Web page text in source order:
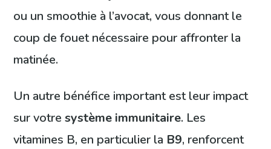
ou un smoothie à l’avocat, vous donnant le
coup de fouet nécessaire pour affronter la
matinée.
Un autre bénéfice important est leur impact
sur votresystème immunitaire. Les
vitamines B, en particulier la B9, renforcent